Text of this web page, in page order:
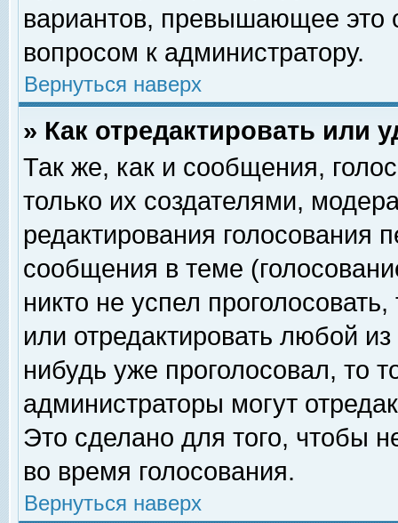
вариантов, превышающее это
вопросом к администратору.
Вернуться наверх
» Как отредактировать или
Так же, как и сообщения,
только их создателями,
редактирования голосования
сообщения в теме
никто не успел
или отредактировать любой
нибудь уже проголосовал, то
администраторы могут
Это сделано для того, чтобы
во время голосования.
Вернуться наверх